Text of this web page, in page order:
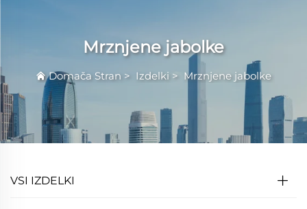
Mrznjene jabolke
Domača Stran > Izdelki > Mrznjene jabolke
VSI IZDELKI